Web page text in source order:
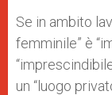
Se in ambito
femminile” è
un “luogo